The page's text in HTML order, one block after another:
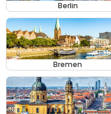
Berlin
Bremen